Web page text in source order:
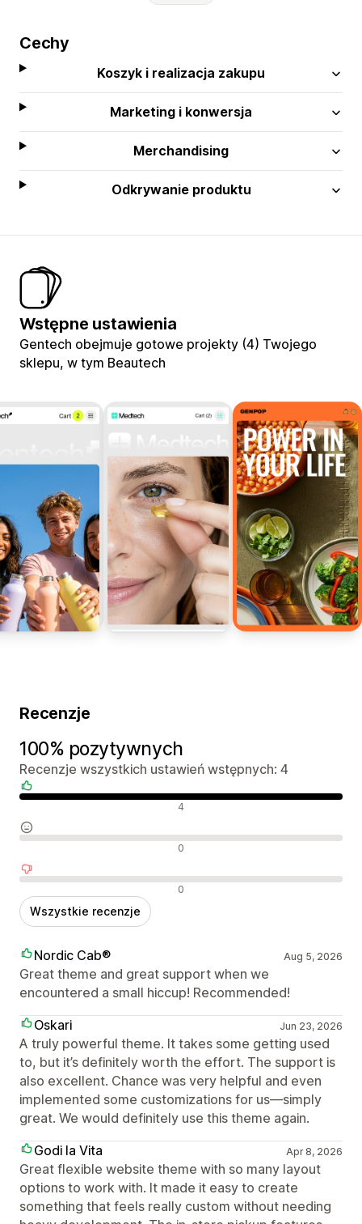
Cechy
Koszyk i realizacja zakupu
Marketing i konwersja
Merchandising
Odkrywanie produktu
Wstępne ustawienia
Gentech obejmuje gotowe projekty (4) Twojego
sklepu, w tym Beautech
Recenzje
100% pozytywnych
Recenzje wszystkich ustawień wstępnych: 4
4
0
0
Wszystkie recenzje
Nordic Cab® Aug 5, 2026
Great theme and great support when we
encountered a small hiccup! Recommended!
Oskari
Jun 23, 2026
A truly powerful theme. It takes some getting used
to, but it’s definitely worth the effort. The support is
also excellent. Chance was very helpful and even
implemented some customizations for us—simply
great. We would definitely use this theme again.
Godi la Vita
Apr 8, 2026
Great flexible website theme with so many layout
options to work with. It made it easy to create
something that feels really custom without needing